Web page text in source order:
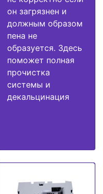
он загрязнен и
должным образом
пена не
образуется. Здесь
поможет полная
прочистка
системы и
декальцинация